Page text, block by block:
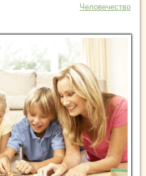
Человечество